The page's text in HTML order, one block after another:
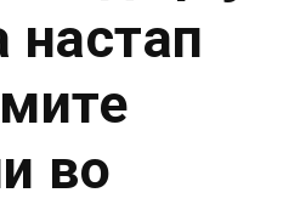
настап
во